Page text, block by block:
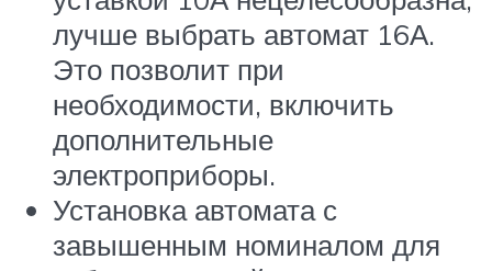
лучше выбрать автомат 16А.
Это позволит при
необходимости, включить
дополнительные
электроприборы.
Установка автомата с
завышенным номиналом для